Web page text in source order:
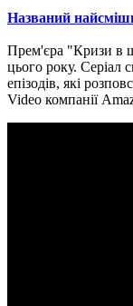
Названий
Прем'єра "Кризи в
цього року. Серіал
епізодів, які
Video компанії